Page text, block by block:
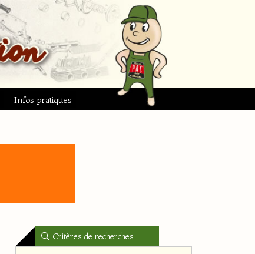
Infos pratiques
Critères de recherches